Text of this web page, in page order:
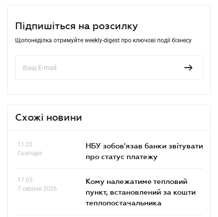
Підпишіться на розсилку
Щопонеділка отримуйте weekly-digest про ключові події бізнесу
Схожі новини
11.22
Сьогодні
НБУ зобов'язав банки звітувати
про статус платежу
17.05
7 серпня 2026
Кому належатиме тепловий
пункт, встановлений за кошти
теплопостачальника